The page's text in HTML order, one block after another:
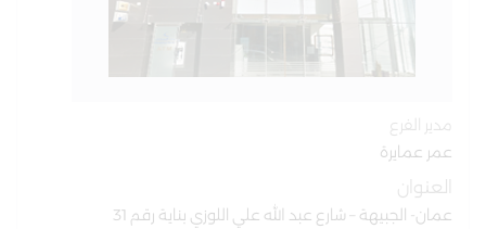
مدير الفرع
عمر عمايرة
العنوان
عمان- الجبيهة – شارع عبد الله علي اللوزي بناية رقم 31